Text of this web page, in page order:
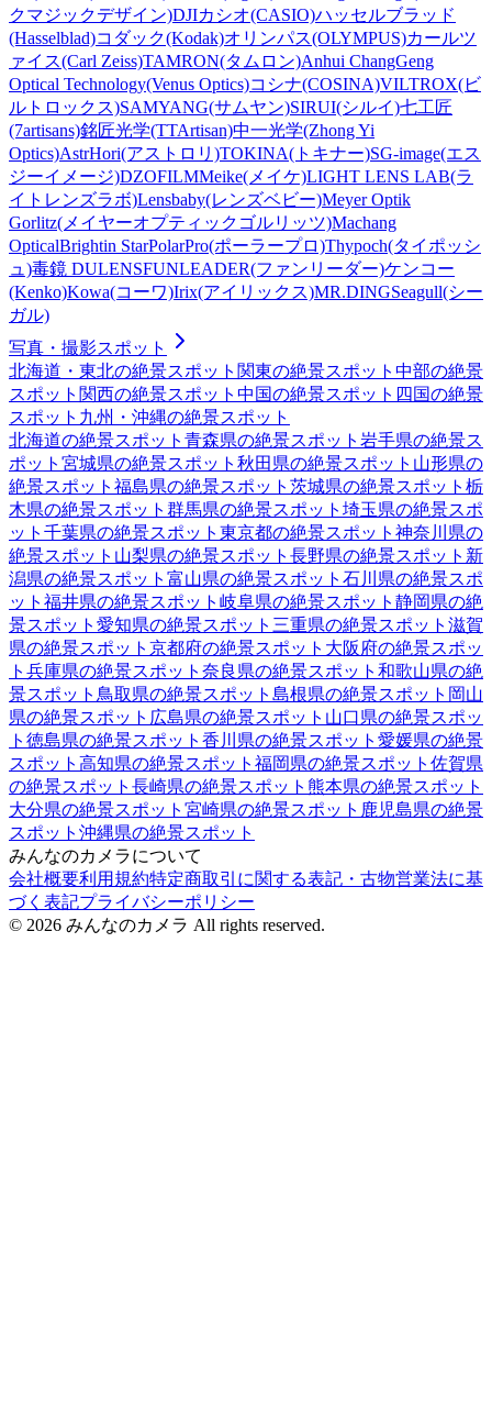
クマジックデザイン)DJIカシオ(CASIO)ハッセルブラッド
(Hasselblad)コダック(Kodak)オリンパス(OLYMPUS)カールツ
ァイス(Carl Zeiss)TAMRON(タムロン)Anhui ChangGeng
Optical Technology(Venus Optics)コシナ(COSINA)VILTROX(ビ
ルトロックス)SAMYANG(サムヤン)SIRUI(シルイ)七工匠
(7artisans)銘匠光学(TTArtisan)中一光学(Zhong Yi
Optics)AstrHori(アストロリ)TOKINA(トキナー)SG-image(エス
ジーイメージ)DZOFILMMeike(メイケ)LIGHT LENS LAB(ラ
イトレンズラボ)Lensbaby(レンズベビー)Meyer Optik
Gorlitz(メイヤーオプティックゴルリッツ)Machang
OpticalBrightin StarPolarPro(ポーラープロ)Thypoch(タイポッシ
ュ)毒鏡 DULENSFUNLEADER(ファンリーダー)ケンコー
(Kenko)Kowa(コーワ)Irix(アイリックス)MR.DINGSeagull(シー
ガル)
写真・撮影スポット
北海道・東北の絶景スポット 関東の絶景スポット 中部の絶景
スポット 関西の絶景スポット 中国の絶景スポット 四国の絶景
スポット 九州・沖縄の絶景スポット
北海道の絶景スポット 青森県の絶景スポット 岩手県の絶景ス
ポット 宮城県の絶景スポット 秋田県の絶景スポット 山形県の
絶景スポット 福島県の絶景スポット 茨城県の絶景スポット 栃
木県の絶景スポット 群馬県の絶景スポット 埼玉県の絶景スポ
ット 千葉県の絶景スポット 東京都の絶景スポット 神奈川県の
絶景スポット 山梨県の絶景スポット 長野県の絶景スポット 新
潟県の絶景スポット 富山県の絶景スポット 石川県の絶景スポ
ット 福井県の絶景スポット 岐阜県の絶景スポット 静岡県の絶
景スポット 愛知県の絶景スポット 三重県の絶景スポット 滋賀
県の絶景スポット 京都府の絶景スポット 大阪府の絶景スポッ
ト 兵庫県の絶景スポット 奈良県の絶景スポット 和歌山県の絶
景スポット 鳥取県の絶景スポット 島根県の絶景スポット 岡山
県の絶景スポット 広島県の絶景スポット 山口県の絶景スポッ
ト 徳島県の絶景スポット 香川県の絶景スポット 愛媛県の絶景
スポット 高知県の絶景スポット 福岡県の絶景スポット 佐賀県
の絶景スポット 長崎県の絶景スポット 熊本県の絶景スポット
大分県の絶景スポット 宮崎県の絶景スポット 鹿児島県の絶景
スポット 沖縄県の絶景スポット
みんなのカメラについて
会社概要利用規約特定商取引に関する表記・古物営業法に基
づく表記プライバシーポリシー
© 2026 みんなのカメラ All rights reserved.